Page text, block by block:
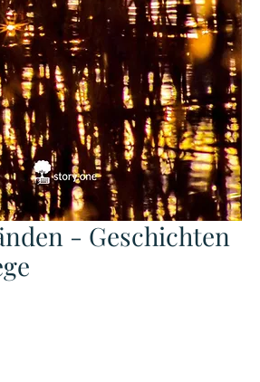
- Geschichten